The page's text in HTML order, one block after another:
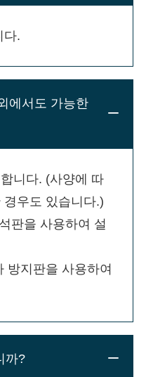
다.
에서도 가능한
니다. (사양에 따
우도 있습니다.)
판을 사용하여 설
방지판을 사용하여
까?